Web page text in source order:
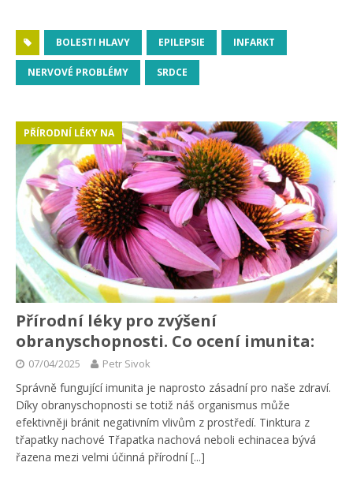
BOLESTI HLAVY EPILEPSIE INFARKT
NERVOVÉ PROBLÉMY SRDCE
Přírodní léky pro zvýšení
obranyschopnosti. Co ocení imunita:
PŘÍRODNÍ LÉKY NA
07/04/2025 Petr Sivok
Správně fungující imunita je naprosto zásadní pro naše zdraví.
Díky obranyschopnosti se totiž náš organismus může
efektivněji bránit negativním vlivům z prostředí. Tinktura z
třapatky nachové Třapatka nachová neboli echinacea bývá
řazena mezi velmi účinná přírodní[...]